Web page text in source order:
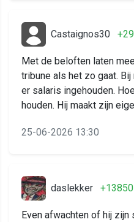
Castaignos30
Met de beloften laten
tribune als het zo gaat.
er salaris ingehouden.
houden. Hij maakt zijn
25-06-2026 13:30
daslekker +13850
Even afwachten of hij zijn